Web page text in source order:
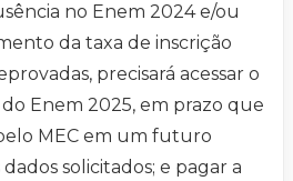
no Enem 2024 e/ou
da taxa de inscrição
precisará acessar o
Enem 2025, em prazo que
MEC em um futuro
solicitados; e pagar a